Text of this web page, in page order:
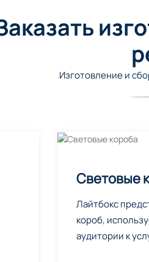
Изготовление и
Световые
Лайтбокс
короб,
аудитории к